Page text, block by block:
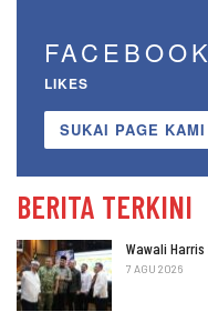
FACEBOOK
LIKES
SUKAI PAGE KAMI
BERITA TERKINI
Wawali Harris
7 AGU 2026